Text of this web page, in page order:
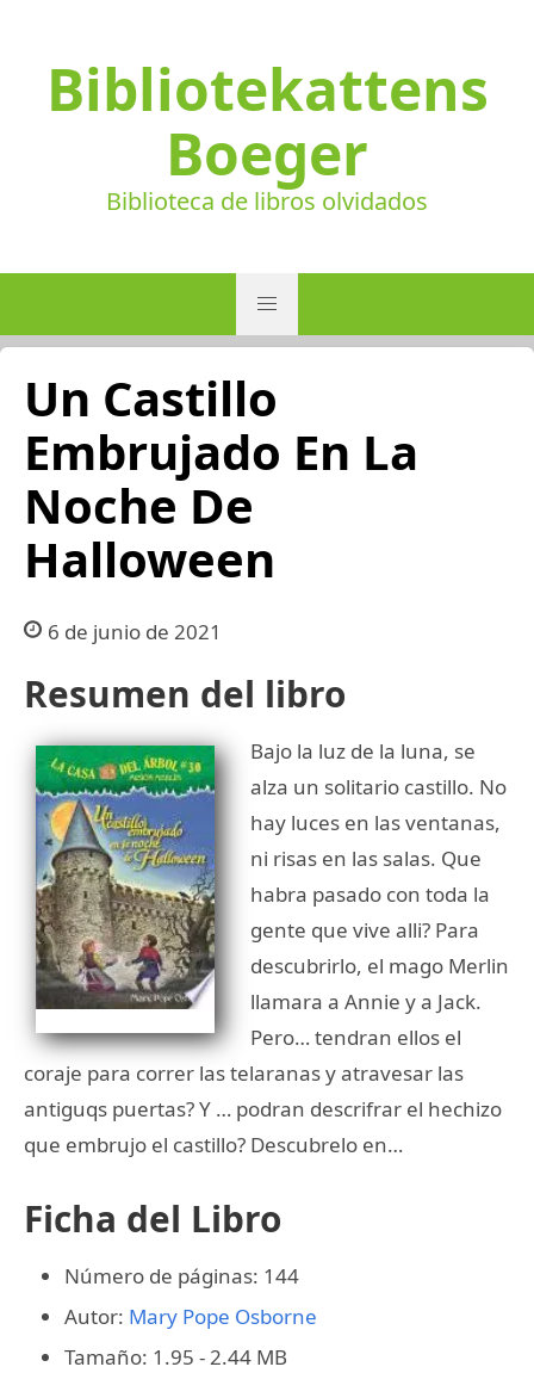
Bibliotekattens
Boeger
Biblioteca de libros olvidados
Un Castillo
Embrujado En La
Noche De
Halloween
6 de junio de 2021
Resumen del libro
Bajo la luz de la luna, se
alza un solitario castillo. No
hay luces en las ventanas,
ni risas en las salas. Que
habra pasado con toda la
gente que vive alli? Para
descubrirlo, el mago Merlin
llamara a Annie y a Jack.
Pero… tendran ellos el
coraje para correr las telaranas y atravesar las
antiguqs puertas? Y … podran descrifrar el hechizo
que embrujo el castillo? Descubrelo en…
Ficha del Libro
Número de páginas: 144
Autor: Mary Pope Osborne
Tamaño: 1.95 - 2.44 MB